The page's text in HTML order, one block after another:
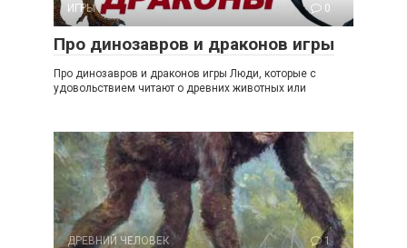
ИГРЫ 0
Про динозавров и драконов игры
Про динозавров и драконов игры Люди, которые с
удовольствием читают о древних животных или
ДРЕВНИЙ ЧЕЛОВЕК 1